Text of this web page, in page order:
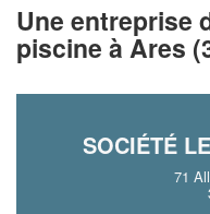
Une entreprise
piscine à Ares
SOCIÉTÉ
71